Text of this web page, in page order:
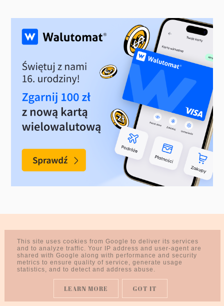
This site uses cookies from Google to deliver its services
and to analyze traffic. Your IP address and user-agent are
shared with Google along with performance and security
metrics to ensure quality of service, generate usage
statistics, and to detect and address abuse.
LEARN MORE GOT IT